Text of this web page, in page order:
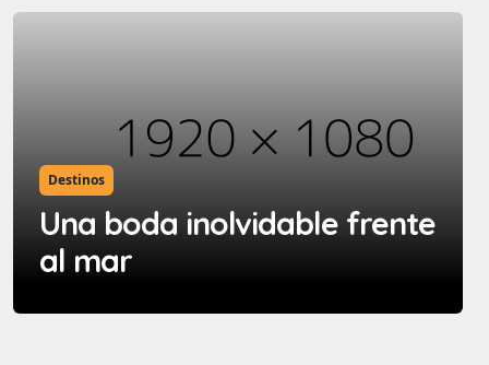
Destinos
Una boda inolvidable frente
al mar